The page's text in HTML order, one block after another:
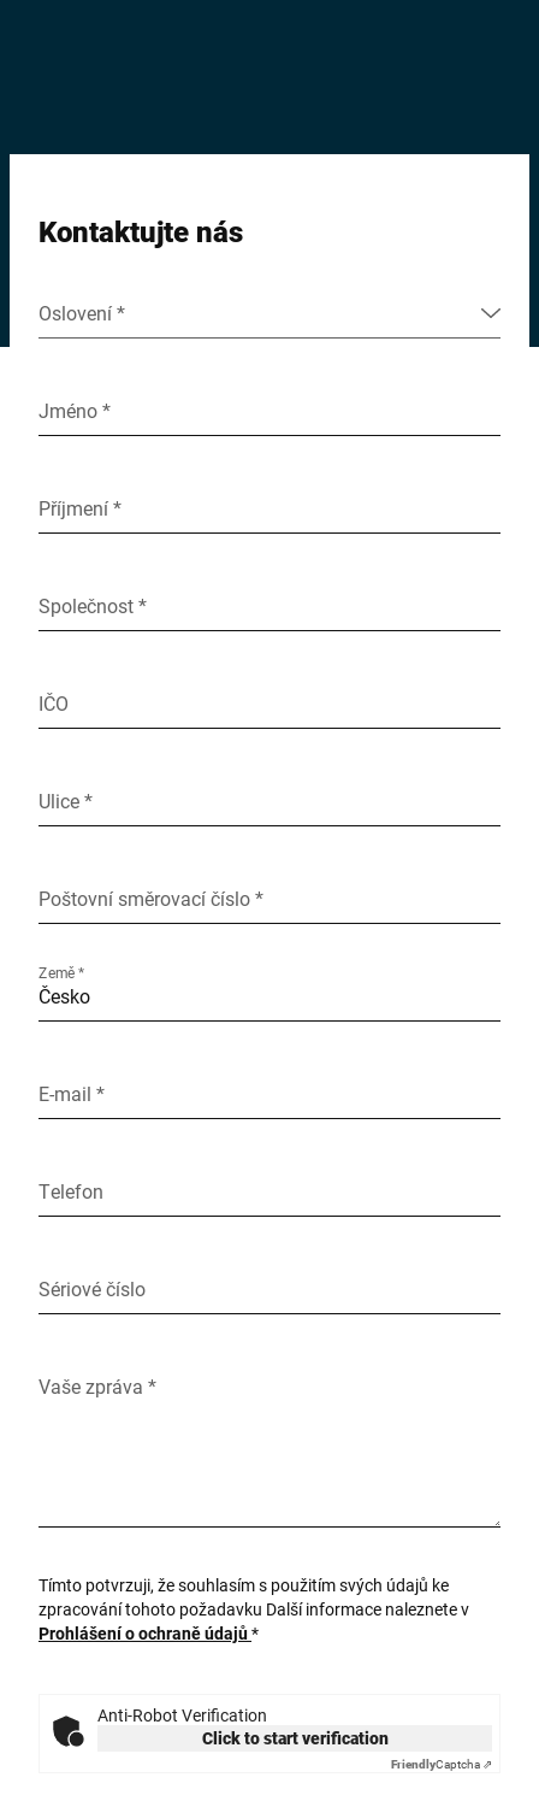
Kontaktujte nás
Oslovení *
Jméno *
Příjmení *
Společnost *
IČO
Ulice *
Poštovní směrovací číslo *
Země *
E-mail *
Telefon
Sériové číslo
Vaše zpráva *
Tímto potvrzuji, že souhlasím s použitím svých údajů ke
zpracování tohoto požadavku Další informace naleznete v
Prohlášení o ochraně údajů*
Anti-Robot Verification
Click to start verification
FriendlyCaptcha ⇗